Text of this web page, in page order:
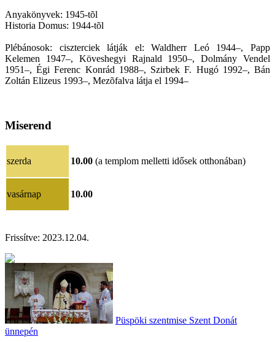
Anyakönyvek: 1945-tõl
Historia Domus: 1944-tõl
Plébánosok: ciszterciek látják el: Waldherr Leó 1944–, Papp
Kelemen 1947–, Köveshegyi Rajnald 1950–, Dolmány Vendel
1951–, Égi Ferenc Konrád 1988–, Szirbek F. Hugó 1992–, Bán
Zoltán Elizeus 1993–, Mezõfalva látja el 1994–
Miserend
szerda 10.00 (a templom melletti idősek otthonában)
vasárnap 10.00
Frissítve: 2023.12.04.
Püspöki szentmise Szent Donát
ünnepén